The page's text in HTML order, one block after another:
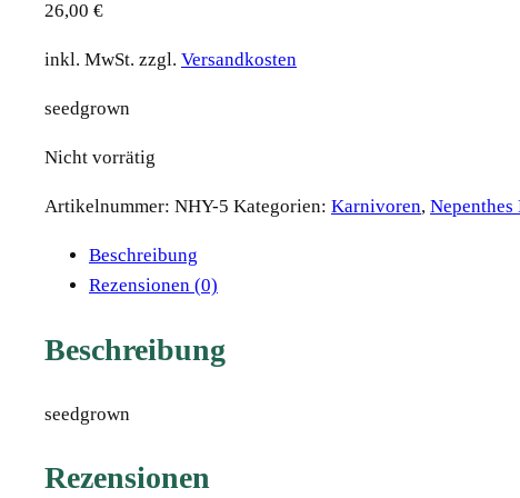
26,00 €
inkl. MwSt. zzgl. Versandkosten
seedgrown
Nicht vorrätig
Artikelnummer: NHY-5 Kategorien: Karnivoren,
Beschreibung
Rezensionen (0)
Beschreibung
seedgrown
Rezensionen